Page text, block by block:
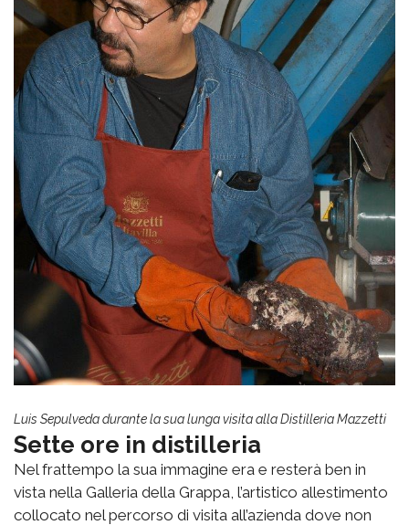
Luis Sepulveda durante la sua lunga visita alla Distilleria Mazzetti
Sette ore in distilleria
Nel frattempo la sua immagine era e resterà ben in
vista nella Galleria della Grappa, l’artistico allestimento
collocato nel percorso di visita all’azienda dove non